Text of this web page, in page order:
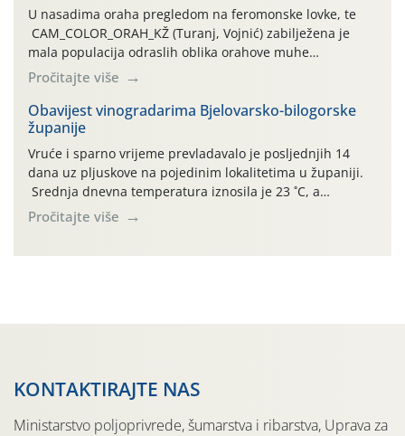
U nasadima oraha pregledom na feromonske lovke, te
CAM_COLOR_ORAH_KŽ (Turanj, Vojnić) zabilježena je
mala populacija odraslih oblika orahove muhe
(Rhagoletis completa). Niska brojnost može se objasniti
činjenicom da je riječ o mladim nasadima s vrlo malim
urodom, što je povezano i s manjim brojem prezimjelih
jedinki. U starijim nasadima, na žutim ljepljivim Rebell
pločama s […]
Pročitajte više
Obavijest vinogradarima Bjelovarsko-bilogorske
županije
Vruće i sparno vrijeme prevladavalo je posljednjih 14
dana uz pljuskove na pojedinim lokalitetima u županiji.
Srednja dnevna temperatura iznosila je 23 ˚C, a
maksimalne su posljednjih dana dosezale do 35 ˚C.
Simptome plamenjače vinove loze (Plasmoparas
Pročitajte više
KONTAKTIRAJTE NAS
Ministarstvo poljoprivrede, šumarstva i ribarstva, Uprava za